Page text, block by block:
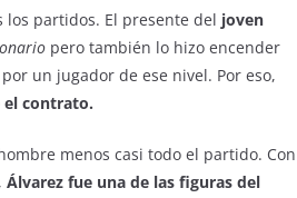
los partidos. El presente del joven
pero también lo hizo encender
por un jugador de ese nivel. Por eso,
el contrato.
menos casi todo el partido. Con
, Álvarez fue una de las figuras del